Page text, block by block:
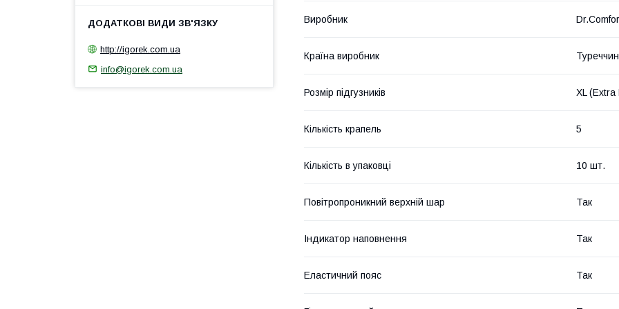
Виробник
Країна виробник
Розмір підгузників XL (Extra
Кількість крапель 5
Кількість в упаковці 10 шт.
Повітропроникний верхній шар Так
Індикатор наповнення Так
Еластичний пояс Так
http://igorek.com.ua
info@igorek.com.ua